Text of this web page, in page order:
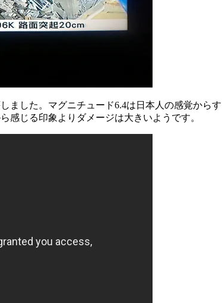
ました。マグニチュード6.4は日本人の感覚か
感じる印象よりダメージは大きいようです。